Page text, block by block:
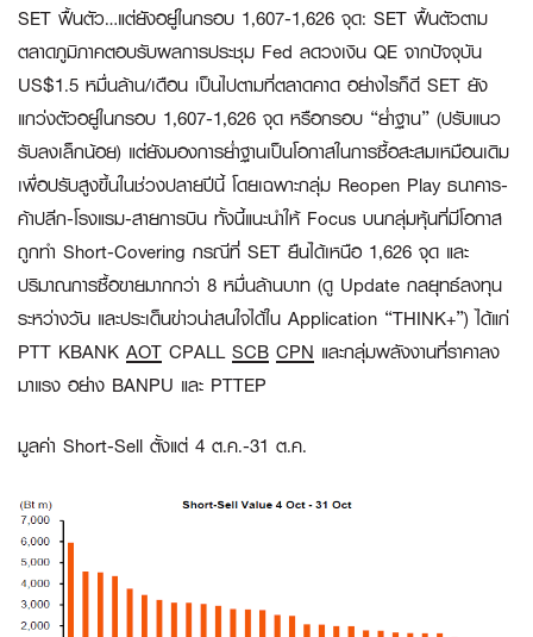
SET ฟื้นตัว…แต่ยังอยู่ในกรอบ 1,607-1,626 จุด: SET ฟื้นตัวตาม
ตลาดภูมิภาคตอบรับผลการประชุม Fed ลดวงเงิน QE จากปัจจุบัน
US$1.5 หมื่นล้าน/เดือน เป็นไปตามที่ตลาดคาด อย่างไรก็ดี SET ยัง
แกว่งตัวอยู่ในกรอบ 1,607-1,626 จุด หรือกรอบ “ย่ำฐาน” (ปรับแนว
รับลงเล็กน้อย) แต่ยังมองการย่ำฐานเป็นโอกาสในการซื้อสะสมเหมือนเดิม
เพื่อปรับสูงขึ้นในช่วงปลายปีนี้ โดยเฉพาะกลุ่ม Reopen Play ธนาคาร-
ค้าปลีก-โรงแรม-สายการบิน ทั้งนี้แนะนำให้ Focus บนกลุ่มหุ้นที่มีโอกาส
ถูกทำ Short-Covering กรณีที่ SET ยืนได้เหนือ 1,626 จุด และ
ปริมาณการซื้อขายมากกว่า 8 หมื่นล้านบาท (ดู Update กลยุทธ์ลงทุน
ระหว่างวัน และประเด็นข่าวน่าสนใจได้ใน Application “THINK+”) ได้แก่
PTT KBANK AOT CPALLSCB CPN และกลุ่มพลังงานที่ราคาลง
มาแรง อย่าง BANPU และ PTTEP
มูลค่า Short-Sell ตั้งแต่ 4 ต.ค.-31 ต.ค.